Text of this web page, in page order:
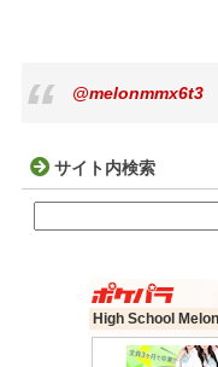
@melonmmx6t3
サイト内検索